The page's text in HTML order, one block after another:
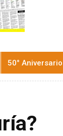
50° Aniversario